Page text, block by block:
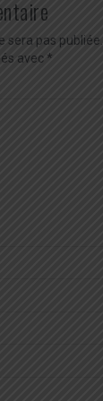
sera pas publiée.
avec *